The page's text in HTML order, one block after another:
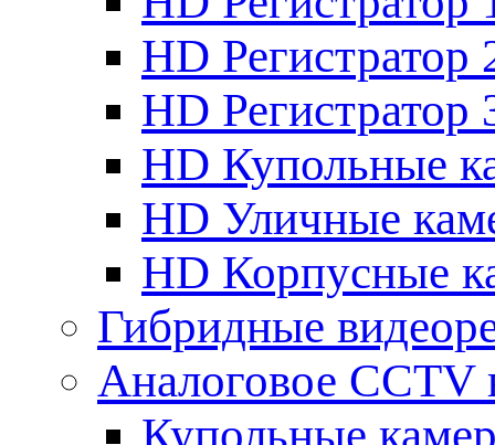
HD Регистратор
HD Регистратор
HD Купольные
HD Уличные
HD Корпусные
Гибридные
Аналоговое CCTV
Купольные